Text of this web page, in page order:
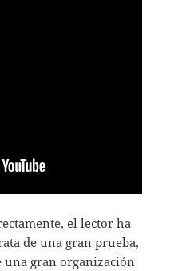
el lector ha
de una gran prueba,
una gran organización